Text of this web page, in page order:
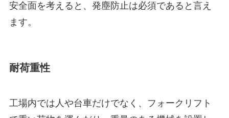
安全面を考えると、発塵防止は必須であると言え
ます。
耐荷重性
工場内では人や台車だけでなく、フォークリフト